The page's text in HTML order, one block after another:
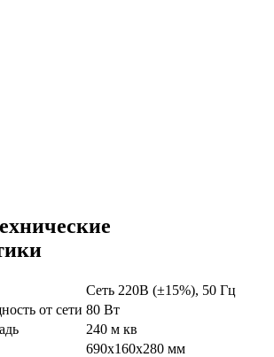
Сеть 220В (±15%), 50 Гц
от сети 80 Вт
240 м кв
690x160x280 мм